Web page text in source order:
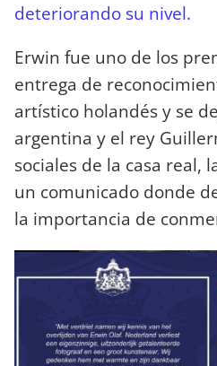
deteriorando su nivel.
Erwin fue uno de los
entrega de
artístico holandés y se
argentina y el rey
sociales de la casa real,
un comunicado donde
la importancia de